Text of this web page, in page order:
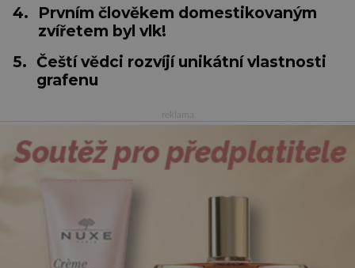
4.
Prvním člověkem domestikovaným
zvířetem byl vlk!
5. Čeští vědci rozvíjí unikátní vlastnosti
grafenu